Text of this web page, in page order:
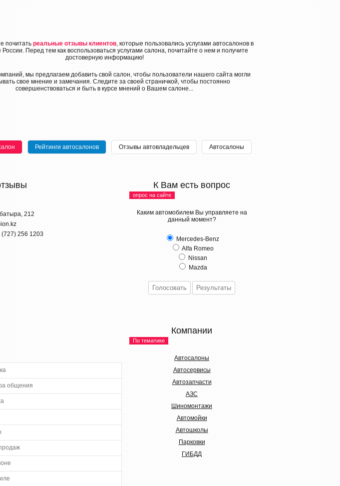
почитать реальные отзывы клиентов, которые пользовались услугами автосалонов в
Перед тем как воспользоваться услугами салона, почитайте о нем и получите
достоверную информацию!
мы предлагаем добавить свой салон, чтобы пользователи нашего сайта могли
свое мнение и замечания. Следите за своей страничкой, чтобы постоянно
совершенствоваться и быть в курсе мнений о Вашем салоне...
Рейтинги автосалонов Отзывы автовладельцев Автосалоны
212
(727) 256 1203
общения
К Вам есть вопрос
опрос на сайте
Каким автомобилем Вы управляете на
данный момент?
Mercedes-Benz
Alfa Romeo
Nissan
Mazda
Компании
По тематике
Автосалоны
Автосервисы
Автозапчасти
АЗС
Шиномонтажи
Автомойки
Автошколы
Парковки
ГИБДД